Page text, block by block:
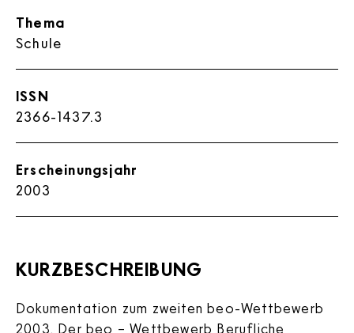
Thema
Schule
ISSN
2366-1437.3
Erscheinungsjahr
2003
KURZBESCHREIBUNG
Dokumentation zum zweiten beo-Wettbewerb
2003. Der beo – Wettbewerb Berufliche